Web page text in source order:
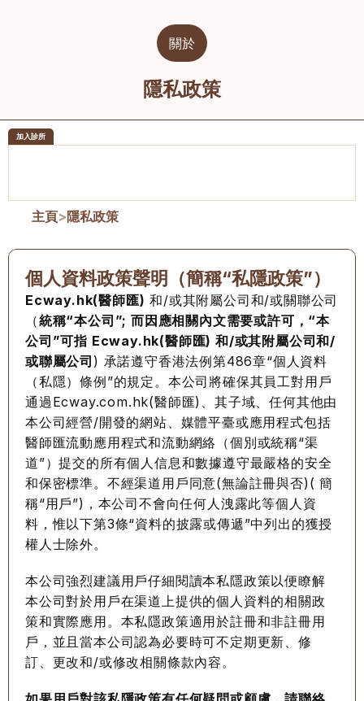
關於
隱私政策
加入診所
主頁>隱私政策
個人資料政策聲明（簡稱“私隱政策”）
Ecway.hk(醫師匯) 和/或其附屬公司和/或關聯公司
（統稱“本公司”; 而因應相關內文需要或許可，“本
公司”可指 Ecway.hk(醫師匯) 和/或其附屬公司和/
或聯屬公司 ) 承諾遵守香港法例第486章“個人資料
（私隱）條例”的規定。本公司將確保其員工對用戶
通過Ecway.com.hk(醫師匯)、其子域、任何其他由
本公司經營/開發的網站、媒體平臺或應用程式包括
醫師匯流動應用程式和流動網絡（個別或統稱“渠
道”）提交的所有個人信息和數據遵守最嚴格的安全
和保密標準。不經渠道用戶同意(無論註冊與否)( 簡
稱“用戶”)，本公司不會向任何人洩露此等個人資
料，惟以下第3條“資料的披露或傳遞”中列出的獲授
權人士除外。
本公司強烈建議用戶仔細閱讀本私隱政策以便瞭解
本公司對於用戶在渠道上提供的個人資料的相關政
策和實際應用。本私隱政策適用於註冊和非註冊用
戶，並且當本公司認為必要時可不定期更新、修
訂、更改和/或修改相關條款內容。